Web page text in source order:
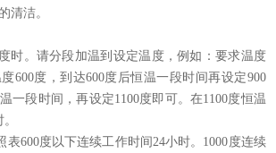
清洁。
时。请分段加温到设定温度，例如：要求温度
600度，到达600度后恒温一段时间再设定900
一段时间，再设定1100度即可。在1100度恒温
表600度以下连续工作时间24小时。1000度连续